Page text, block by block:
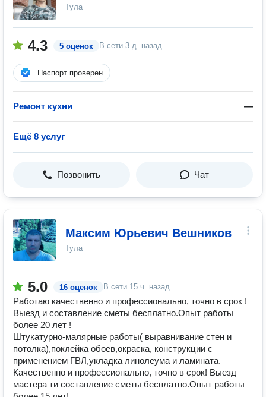
Тула
4.3 5 оценок В сети 3 д. назад
Паспорт проверен
Ремонт кухни —
Ещё 8 услуг
Позвонить Чат
Максим Юрьевич Вешников
Тула
5.0 16 оценок В сети 15 ч. назад
Работаю качественно и профессионально, точно в срок !
Выезд и составление сметы бесплатно.Опыт работы
более 20 лет !
Штукатурно-малярные работы( выравнивание стен и
потолка),поклейка обоев,окраска, конструкции с
применением ГВЛ,укладка линолеума и ламината.
Качественно и профессионально, точно в срок! Выезд
мастера ти составление сметы бесплатно.Опыт работы